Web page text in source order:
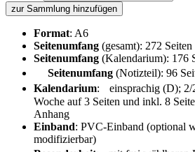
zur Sammlung hinzufügen
Format: A6
Seitenumfang (gesamt): 272 Seiten
Seitenumfang (Kalendarium): 176
Seitenumfang (Notizteil): 96
Kalendarium: einsprachig (D); 2/
Woche auf 3 Seiten und inkl. 8
Anhang
Einband: PVC-Einband (optional
modifizierbar)